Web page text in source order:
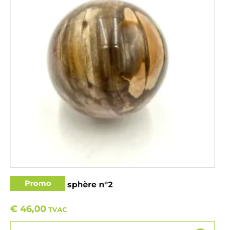
Promo
Bois fossilisé sphère n°2
€ 46,00 TVAC